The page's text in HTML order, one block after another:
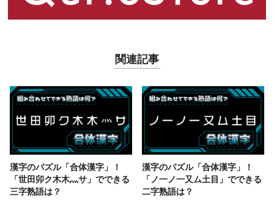
関連記事
漢字のパズル「合体漢字」！
「世田卯ク木木灬サ」でできる
三字熟語は？
漢字のパズル「合体漢字」！
「ノ一ノ一又ム土目」でできる
二字熟語は？